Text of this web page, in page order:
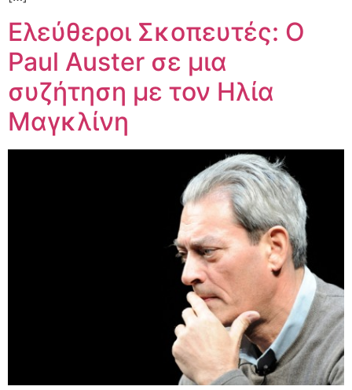
Ελεύθεροι Σκοπευτές: Ο
Paul Auster σε μια
συζήτηση με τον Ηλία
Μαγκλίνη